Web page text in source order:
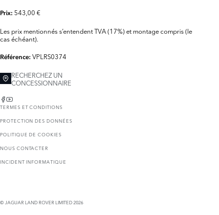
Prix: 543,00 €
Les prix mentionnés s’entendent TVA (17%) et montage compris (le
cas échéant).
Référence: VPLRS0374
RECHERCHEZ UN
CONCESSIONNAIRE
TERMES ET CONDITIONS
PROTECTION DES DONNÉES
POLITIQUE DE COOKIES
NOUS CONTACTER
INCIDENT INFORMATIQUE
© JAGUAR LAND ROVER LIMITED 2026